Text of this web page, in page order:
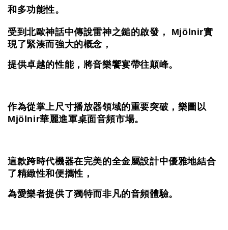
和多功能性。
受到北歐神話中傳說雷神之鎚的啟發， Mjölnir實
現了緊湊而強大的概念，
提供卓越的性能，將音樂饗宴帶往顛峰。
作為從掌上尺寸播放器領域的重要突破，樂圖以
Mjölnir華麗進軍桌面音頻市場。
這款跨時代機器在完美的全金屬設計中優雅地結合
了精緻性和便攜性，
為愛樂者提供了獨特而非凡的音頻體驗。